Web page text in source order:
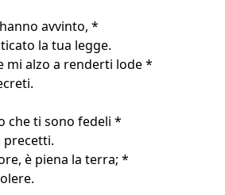
avvinto, *
la tua legge.
mi alzo a renderti lode *
che ti sono fedeli *
è piena la terra; *